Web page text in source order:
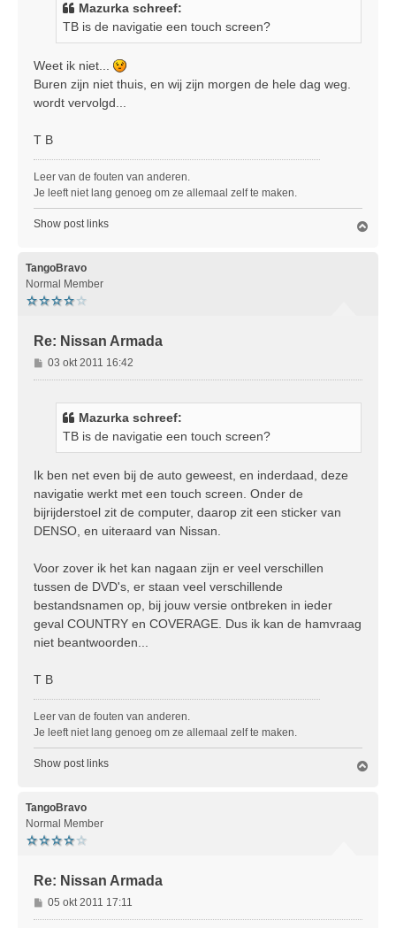
Mazurka schreef:
TB is de navigatie een touch screen?
Weet ik niet...
Buren zijn niet thuis, en wij zijn morgen de hele dag weg.
wordt vervolgd...
T B
Leer van de fouten van anderen.
Je leeft niet lang genoeg om ze allemaal zelf te maken.
Show post links
TangoBravo
Normal Member
Re: Nissan Armada
B
e
03 okt 2011 16:42
Mazurka schreef:
TB is de navigatie een touch screen?
Ik ben net even bij de auto geweest, en inderdaad, deze
navigatie werkt met een touch screen. Onder de
bijrijderstoel zit de computer, daarop zit een sticker van
DENSO, en uiteraard van Nissan.
Voor zover ik het kan nagaan zijn er veel verschillen
tussen de DVD's, er staan veel verschillende
bestandsnamen op, bij jouw versie ontbreken in ieder
geval COUNTRY en COVERAGE. Dus ik kan de hamvraag
niet beantwoorden...
T B
Leer van de fouten van anderen.
Je leeft niet lang genoeg om ze allemaal zelf te maken.
Show post links
TangoBravo
Normal Member
Re: Nissan Armada
B
e
05 okt 2011 17:11